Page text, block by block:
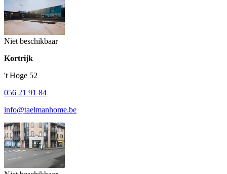
Niet beschikbaar
Kortrijk
't Hoge 52
056 21 91 84
info@taelmanhome.be